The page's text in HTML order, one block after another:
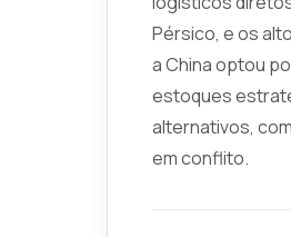
Pérsico, e os
a China optou
estoques
alternativos,
em conflito.